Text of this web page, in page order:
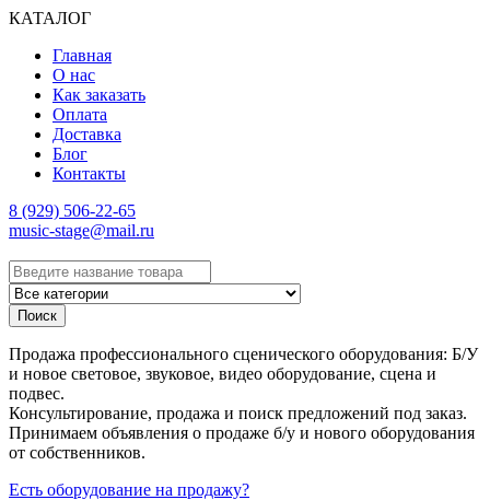
КАТАЛОГ
Главная
О нас
Как заказать
Оплата
Доставка
Блог
Контакты
8 (929) 506-22-65
music-stage@mail.ru
Поиск
Продажа профессионального сценического оборудования: Б/У
и новое световое, звуковое, видео оборудование, сцена и
подвес.
Консультирование, продажа и поиск предложений под заказ.
Принимаем объявления о продаже б/у и нового оборудования
от собственников.
Есть оборудование на продажу?